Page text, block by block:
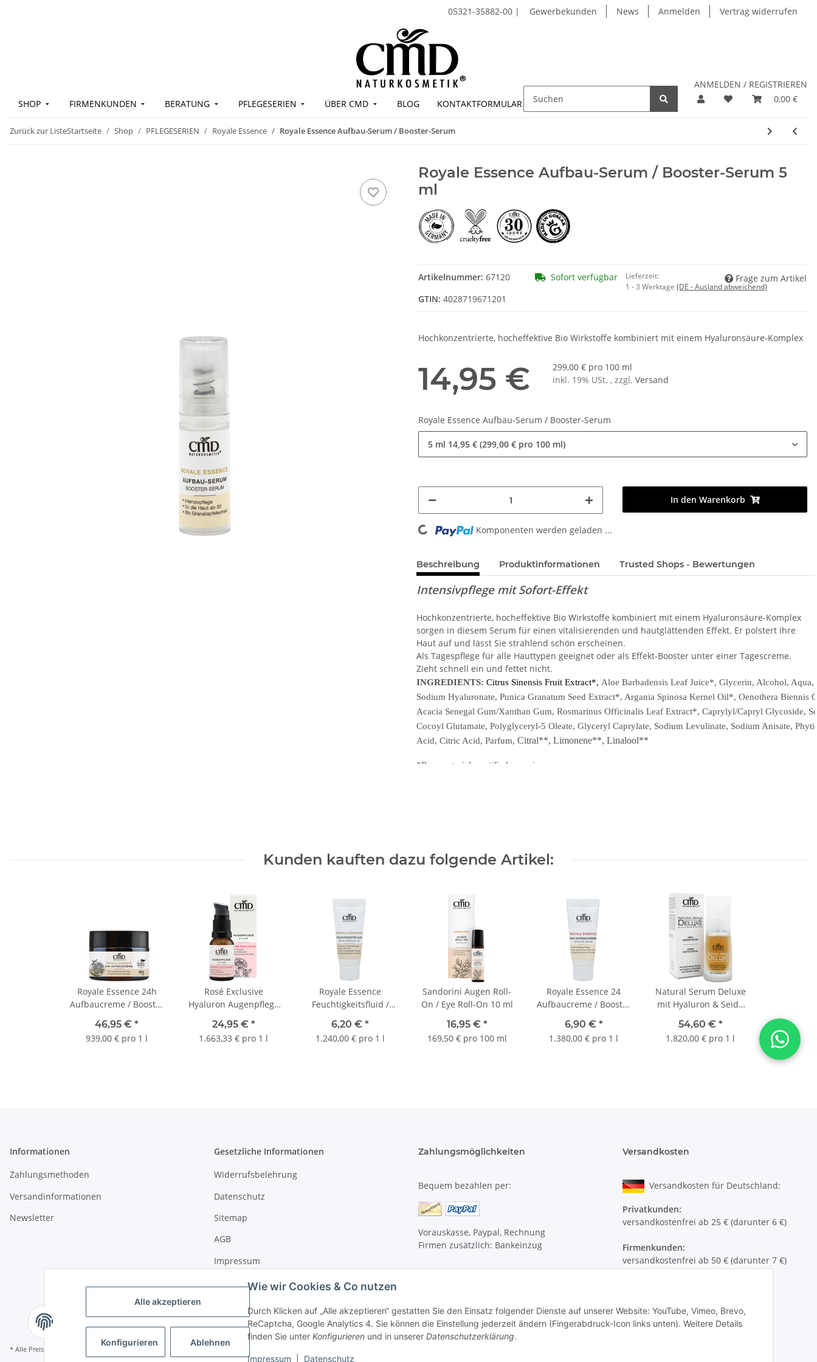
Alle akzeptieren
Konfigurieren Ablehnen
Wie wir Cookies & Co nutzen
Durch Klicken auf „Alle akzeptieren“ gestatten Sie den Einsatz folgender Dienste auf unserer Website: YouTube, Vimeo, Brevo,
ReCaptcha, Google Analytics 4. Sie können die Einstellung jederzeit ändern (Fingerabdruck-Icon links unten). Weitere Details
finden Sie unter Konfigurieren und in unserer Datenschutzerklärung.
Impressum Datenschutz
05321-35882-00 | Gewerbekunden News Anmelden Vertrag widerrufen
ANMELDEN / REGISTRIEREN
0,00 €
SHOP FIRMENKUNDEN BERATUNG PFLEGESERIEN ÜBER CMD BLOG KONTAKTFORMULAR
Zurück zur ListeStartseite Shop PFLEGESERIEN Royale Essence Royale Essence Aufbau-Serum / Booster-Serum
Royale Essence Aufbau-Serum / Booster-Serum 5
ml
Artikelnummer: 67120 Sofort verfügbar
Lieferzeit:
1 - 3 Werktage(DE - Ausland abweichend)
Frage zum Artikel
GTIN: 4028719671201
Hochkonzentrierte, hocheffektive Bio Wirkstoffe kombiniert mit einem Hyaluronsäure-Komplex
14,95 €
299,00 € pro 100 ml
inkl. 19% USt. , zzgl. Versand
Royale Essence Aufbau-Serum / Booster-Serum
5 ml 14,95 € (299,00 € pro 100 ml)
In den Warenkorb
Loading... Komponenten werden geladen ...
Beschreibung Produktinformationen Trusted Shops - Bewertungen
Intensivpflege mit Sofort-Effekt
Hochkonzentrierte, hocheffektive Bio Wirkstoffe kombiniert mit einem Hyaluronsäure-Komplex
sorgen in diesem Serum für einen vitalisierenden und hautglättenden Effekt. Er polstert Ihre
Haut auf und lässt Sie strahlend schön erscheinen.
Als Tagespflege für alle Hauttypen geeignet oder als Effekt-Booster unter einer Tagescreme.
Zieht schnell ein und fettet nicht.
INGREDIENTS:Citrus Sinensis Fruit Extract*, Aloe Barbadensis Leaf Juice*, Glycerin, Alcohol, Aqua,
Sodium Hyaluronate, Punica Granatum Seed Extract*, Argania Spinosa Kernel Oil*, Oenothera Biennis
Acacia Senegal Gum/Xanthan Gum, Rosmarinus Officinalis Leaf Extract*, Caprylyl/Capryl Glycoside,
Cocoyl Glutamate, Polyglyceryl-5 Oleate, Glyceryl Caprylate, Sodium Levulinate, Sodium Anisate,
Acid, Citric Acid, Parfum,Citral**, Limonene**, Linalool**
*Raw materials certified organic
Rückfetter,Natrium Lävulinat, Natrium,
Kunden kauften dazu folgende Artikel:
Royale Essence 24h
Aufbaucreme / Booster
46,95 € *
939,00 € pro 1 l
Rosé Exclusive
Hyaluron Augenpflege
24,95 € *
1.663,33 € pro 1 l
Royale Essence
Feuchtigkeitsfluid /
6,20 € *
1.240,00 € pro 1 l
Sandorini Augen Roll-
On / Eye Roll-On 10 ml
16,95 € *
169,50 € pro 100 ml
Royale Essence 24
Aufbaucreme / Booster
6,90 € *
1.380,00 € pro 1 l
Natural Serum Deluxe
mit Hyaluron & Seide
54,60 € *
1.820,00 € pro 1 l
Informationen
Zahlungsmethoden
Versandinformationen
Newsletter
Gesetzliche Informationen
Widerrufsbelehrung
Datenschutz
Sitemap
AGB
Impressum
Zahlungsmöglichkeiten
Bequem bezahlen per:
Vorauskasse, Paypal, Rechnung
Firmen zusätzlich: Bankeinzug
Versandkosten
Versandkosten für Deutschland:
Privatkunden:
versandkostenfrei ab 25 € (darunter 6 €)
Firmenkunden:
versandkostenfrei ab 50 € (darunter 7 €)
Versand ins Ausland siehehier
* Alle Preise inkl. gesetzlicher USt., zzgl.